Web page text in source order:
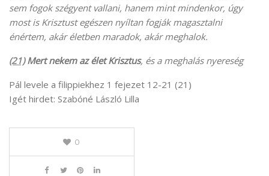
sem fogok szégyent vallani, hanem mint mindenkor, úgy
most is Krisztust egészen nyíltan fogják magasztalni
énértem, akár életben maradok, akár meghalok.
(21)Mert nekem az élet Krisztus, és a meghalás nyereség
Pál levele a filippiekhez 1 fejezet 12-21 (21)
Igét hirdet: Szabóné László Lilla
0